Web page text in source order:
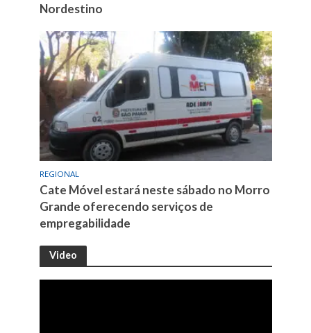
Nordestino
REGIONAL
Cate Móvel estará neste sábado no Morro
Grande oferecendo serviços de
empregabilidade
Video